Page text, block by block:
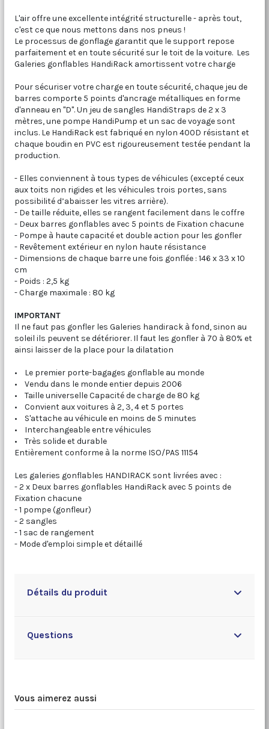
L'air offre une excellente intégrité structurelle - après tout,
c'est ce que nous mettons dans nos pneus !
Le processus de gonflage garantit que le support repose
parfaitement et en toute sécurité sur le toit de la voiture. Les
Galeries gonflables HandiRack amortissent votre charge
Pour sécuriser votre charge en toute sécurité, chaque jeu de
barres comporte 5 points d'ancrage métalliques en forme
d'anneau en "D". Un jeu de sangles HandiStraps de 2 x 3
mètres, une pompe HandiPump et un sac de voyage sont
inclus. Le HandiRack est fabriqué en nylon 400D résistant et
chaque boudin en PVC est rigoureusement testée pendant la
production.
- Elles conviennent à tous types de véhicules (excepté ceux
aux toits non rigides et les véhicules trois portes, sans
possibilité d’abaisser les vitres arrière).
- De taille réduite, elles se rangent facilement dans le coffre
- Deux barres gonflables avec 5 points de Fixation chacune
- Pompe à haute capacité et double action pour les gonfler
- Revêtement extérieur en nylon haute résistance
- Dimensions de chaque barre une fois gonflée : 146 x 33 x 10
cm
- Poids : 2,5 kg
- Charge maximale : 80 kg
IMPORTANT
Il ne faut pas gonfler les Galeries handirack à fond, sinon au
soleil ils peuvent se détériorer. Il faut les gonfler à 70 à 80% et
ainsi laisser de la place pour la dilatation
• Le premier porte-bagages gonflable au monde
• Vendu dans le monde entier depuis 2006
• Taille universelle Capacité de charge de 80 kg
• Convient aux voitures à 2, 3, 4 et 5 portes
• S'attache au véhicule en moins de 5 minutes
• Interchangeable entre véhicules
• Très solide et durable
Entièrement conforme à la norme ISO/PAS 11154
Les galeries gonflables HANDIRACK sont livrées avec :
- 2 x Deux barres gonflables HandiRack avec 5 points de
Fixation chacune
- 1 pompe (gonfleur)
- 2 sangles
- 1 sac de rangement
- Mode d'emploi simple et détaillé
Détails du produit
Questions
Vous aimerez aussi